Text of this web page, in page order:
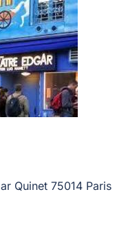
Quinet 75014 Paris